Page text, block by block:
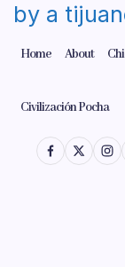
by a
Home About
Civilización Pocha